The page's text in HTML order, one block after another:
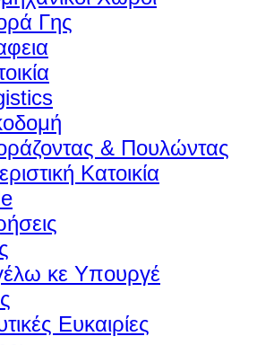
Γης
& Πουλώντας
Κατοικία
κε Υπουργέ
Ευκαιρίες